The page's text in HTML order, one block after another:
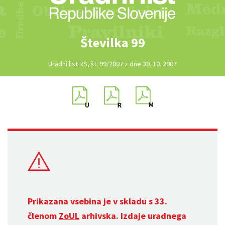
Številka 99
Uradni list RS, št. 99/2007 z dne 30. 10. 2007
Prikazana vsebina je v skladu s 33.
členom ZoUL arhivska. Izdaje uradnega